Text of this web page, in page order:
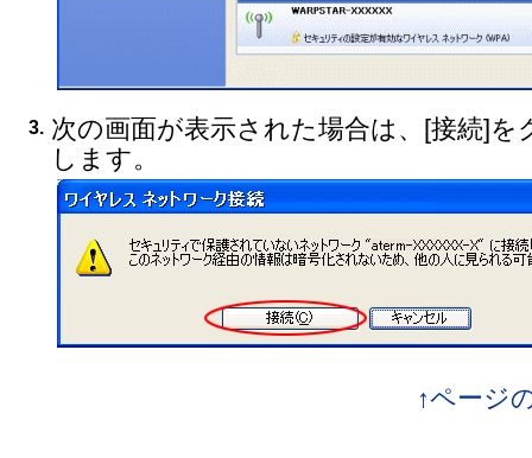
3. 次の画面が表示された場合は、[接続]を
します。
↑ページ